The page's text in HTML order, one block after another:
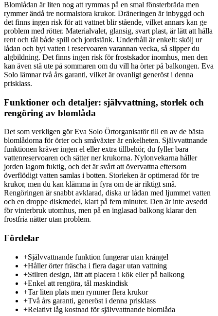
Blomlådan är liten nog att rymmas på en smal fönsterbräda men
rymmer ändå tre normalstora krukor. Dräneringen är inbyggd och
det finns ingen risk för att vattnet blir stående, vilket annars kan ge
problem med rötter. Materialvalet, glansig, svart plast, är lätt att hålla
rent och tål både spill och jordstänk. Underhåll är enkelt: skölj ur
lådan och byt vatten i reservoaren varannan vecka, så slipper du
algbildning. Det finns ingen risk för frostskador inomhus, men den
kan även stå ute på sommaren om du vill ha örter på balkongen. Eva
Solo lämnar två års garanti, vilket är ovanligt generöst i denna
prisklass.
Funktioner och detaljer: självvattning, storlek och
rengöring av blomlåda
Det som verkligen gör Eva Solo Örtorganisatör till en av de bästa
blomlådorna för örter och småväxter är enkelheten. Självvattnande
funktionen kräver ingen el eller extra tillbehör, du fyller bara
vattenreservoaren och sätter ner krukorna. Nylonvekarna håller
jorden lagom fuktig, och det är svårt att övervattna eftersom
överflödigt vatten samlas i botten. Storleken är optimerad för tre
krukor, men du kan klämma in fyra om de är riktigt små.
Rengöringen är snabbt avklarad, diska ur lådan med ljummet vatten
och en droppe diskmedel, klart på fem minuter. Den är inte avsedd
för vinterbruk utomhus, men på en inglasad balkong klarar den
frostfria nätter utan problem.
Fördelar
+Självvattnande funktion fungerar utan krångel
+Håller örter fräscha i flera dagar utan vattning
+Stilren design, lätt att placera i kök eller på balkong
+Enkel att rengöra, tål maskindisk
+Tar liten plats men rymmer flera krukor
+Två års garanti, generöst i denna prisklass
+Relativt låg kostnad för självvattnande blomlåda